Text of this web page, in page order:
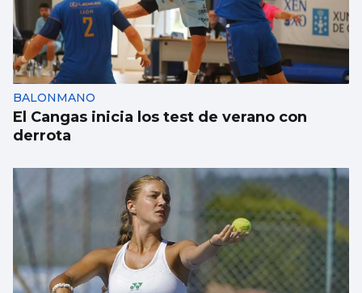
BALONMANO
El Cangas inicia los test de verano con
derrota